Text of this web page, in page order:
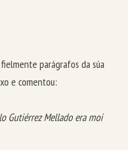
parágrafos da súa
e comentou:
Gutiérrez Mellado era moi